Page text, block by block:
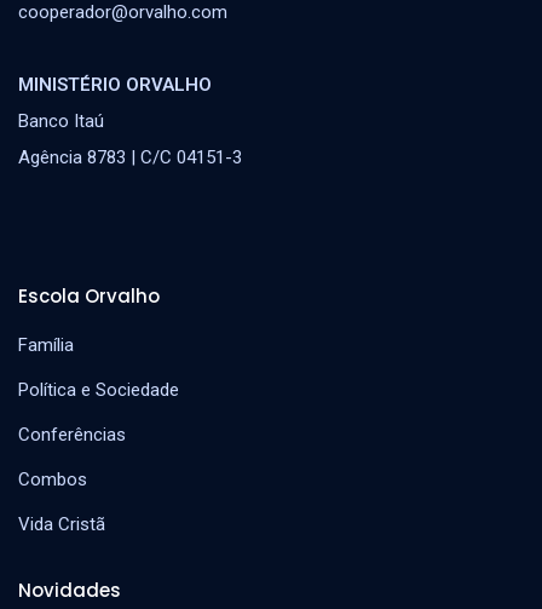
Novidades
Escola Orvalho
Família
Política e Sociedade
Conferências
Combos
Vida Cristã
cooperador@orvalho.com
MINISTÉRIO ORVALHO
Banco Itaú
Agência 8783 | C/C 04151-3